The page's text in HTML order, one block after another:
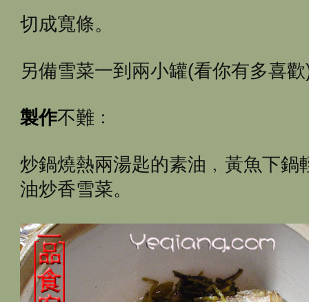
切成寬條。
另備雪菜一到兩小罐(看你有多喜
製作不難﹕
炒鍋燒熱兩湯匙的素油﹐黃魚下鍋
油炒香雪菜。